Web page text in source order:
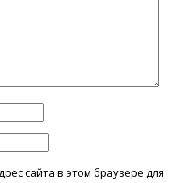
сайта в этом браузере для